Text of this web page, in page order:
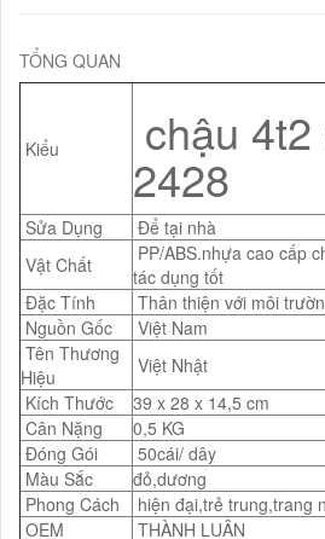
TỔNG QUAN
Kiểu chậu
2428
Sửa Dụng
Để tại nhà
Vật Chất
PP/ABS.nhựa cao cấp
tác dụng tốt
Đặc Tính
Thân thiện với môi
Nguồn Gốc
Việt Nam
Tên Thương
Hiệu
Việt Nhật
Kích Thước
39 x 28 x 14,5 cm
Cân Nặng
0,5 KG
Đóng Gói
50cái/ dây
Màu Sắc
đỏ,dương
Phong Cách
hiện đại,trẻ trung,trang
OEM
THÀNH LUÂN